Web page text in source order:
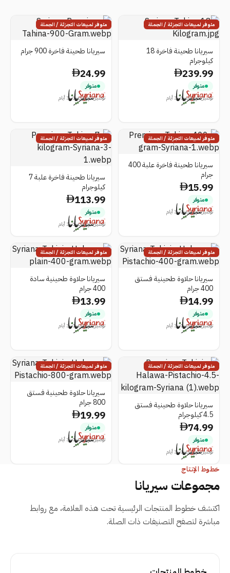
متوفر لمبيعات التجزئة / الجملة
سيريانا طحينة فاخرة 18
كيلوجرام
239.99
متوفر
توصيل الإمارات 1–3 أيام
متوفر لمبيعات التجزئة / الجملة
سيريانا طحينة فاخرة 900 جرام
24.99
متوفر
توصيل الإمارات 1–3 أيام
متوفر لمبيعات التجزئة / الجملة
سيريانا طحينة فاخرة علبة 400
جرام
15.99
متوفر
توصيل الإمارات 1–3 أيام
متوفر لمبيعات التجزئة / الجملة
سيريانا طحينة فاخرة علبة 7
كيلوجرام
113.99
متوفر
توصيل الإمارات 1–3 أيام
متوفر لمبيعات التجزئة / الجملة
سيريانا حلاوة طحينية فستق
400 جرام
14.99
متوفر
توصيل الإمارات 1–3 أيام
متوفر لمبيعات التجزئة / الجملة
سيريانا حلاوة طحينية سادة
400 جرام
13.99
متوفر
توصيل الإمارات 1–3 أيام
متوفر لمبيعات التجزئة / الجملة
سيريانا حلاوة طحينية فستق
4.5 كيلوجرام
74.99
متوفر
توصيل الإمارات 1–3 أيام
متوفر لمبيعات التجزئة / الجملة
سيريانا حلاوة طحينية فستق
800 جرام
19.99
متوفر
توصيل الإمارات 1–3 أيام
خطوط الإنتاج
مجموعات سيريانا
اكتشف خطوط المنتجات الرئيسية تحت هذه العلامة، مع روابط
مباشرة لتصفح التصنيفات ذات الصلة.